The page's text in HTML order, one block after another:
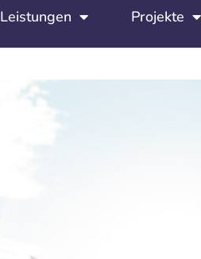
Leistungen Projekte